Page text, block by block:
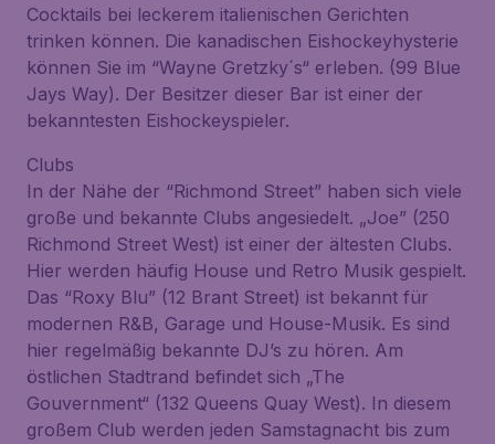
Cocktails bei leckerem italienischen Gerichten
trinken können. Die kanadischen Eishockeyhysterie
können Sie im “Wayne Gretzky´s“ erleben. (99 Blue
Jays Way). Der Besitzer dieser Bar ist einer der
bekanntesten Eishockeyspieler.
Clubs
In der Nähe der “Richmond Street” haben sich viele
große und bekannte Clubs angesiedelt. „Joe” (250
Richmond Street West) ist einer der ältesten Clubs.
Hier werden häufig House und Retro Musik gespielt.
Das “Roxy Blu” (12 Brant Street) ist bekannt für
modernen R&B, Garage und House-Musik. Es sind
hier regelmäßig bekannte DJ’s zu hören. Am
östlichen Stadtrand befindet sich „The
Gouvernment“ (132 Queens Quay West). In diesem
großem Club werden jeden Samstagnacht bis zum